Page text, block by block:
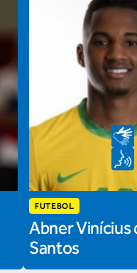
FUTEBOL
Abner Vinícius
Santos